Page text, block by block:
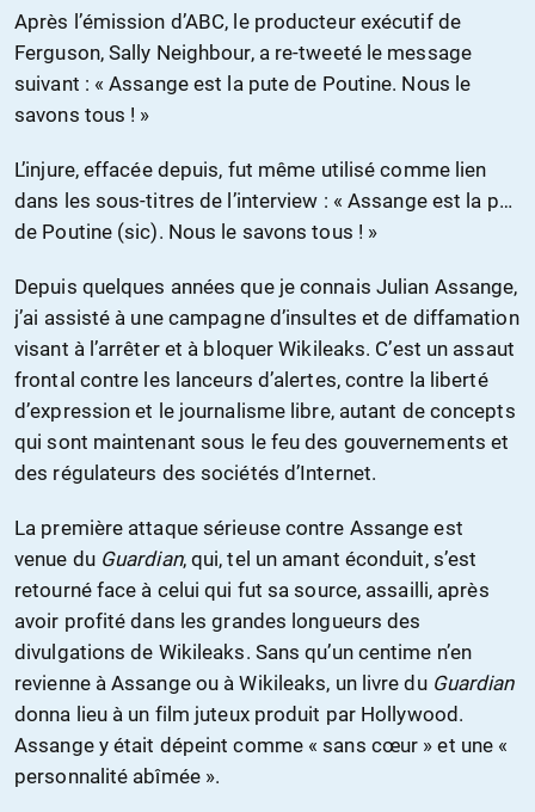
Après l’émission d’ABC, le producteur exécutif de
Ferguson, Sally Neighbour, a re-tweeté le message
suivant : « Assange est la pute de Poutine. Nous le
savons tous ! »
L’injure, effacée depuis, fut même utilisé comme lien
dans les sous-titres de l’interview : « Assange est la p…
de Poutine (sic). Nous le savons tous ! »
Depuis quelques années que je connais Julian Assange,
j’ai assisté à une campagne d’insultes et de diffamation
visant à l’arrêter et à bloquer Wikileaks. C’est un assaut
frontal contre les lanceurs d’alertes, contre la liberté
d’expression et le journalisme libre, autant de concepts
qui sont maintenant sous le feu des gouvernements et
des régulateurs des sociétés d’Internet.
La première attaque sérieuse contre Assange est
venue du Guardian, qui, tel un amant éconduit, s’est
retourné face à celui qui fut sa source, assailli, après
avoir profité dans les grandes longueurs des
divulgations de Wikileaks. Sans qu’un centime n’en
revienne à Assange ou à Wikileaks, un livre du Guardian
donna lieu à un film juteux produit par Hollywood.
Assange y était dépeint comme « sans cœur » et une «
personnalité abîmée ».